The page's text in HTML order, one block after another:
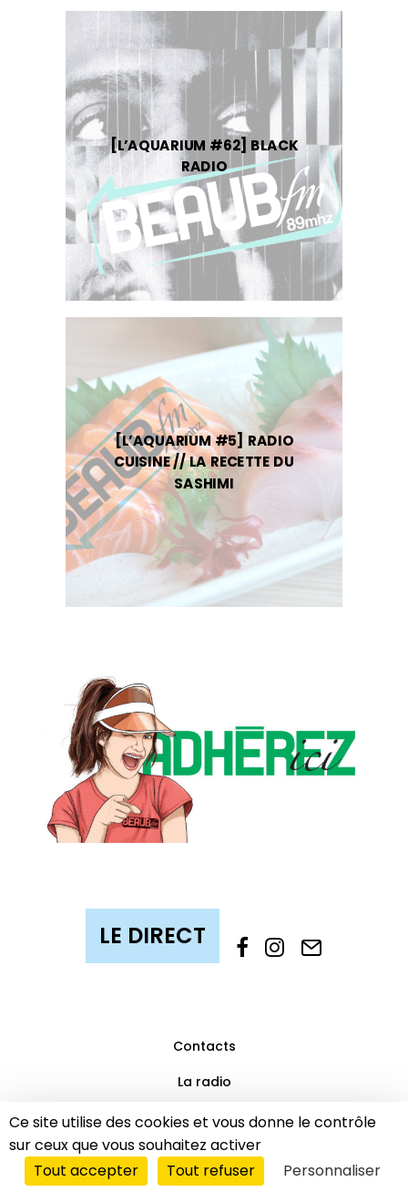
Ce site utilise des cookies et vous donne le contrôle
sur ceux que vous souhaitez activer
Tout accepter
Tout refuser
Personnaliser
[L’AQUARIUM #62] BLACK
RADIO
[L’AQUARIUM #5] RADIO
CUISINE // LA RECETTE DU
SASHIMI
Contacts
La radio
Mentions légales
Partenaires
© 2019 Beaub’FM | Tous droits réservés.